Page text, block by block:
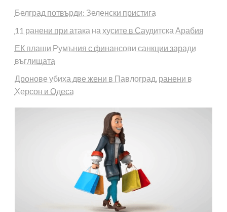
Белград потвърди: Зеленски пристига
11 ранени при атака на хусите в Саудитска Арабия
ЕК плаши Румъния с финансови санкции заради
въглищата
Дронове убиха две жени в Павлоград, ранени в
Херсон и Одеса